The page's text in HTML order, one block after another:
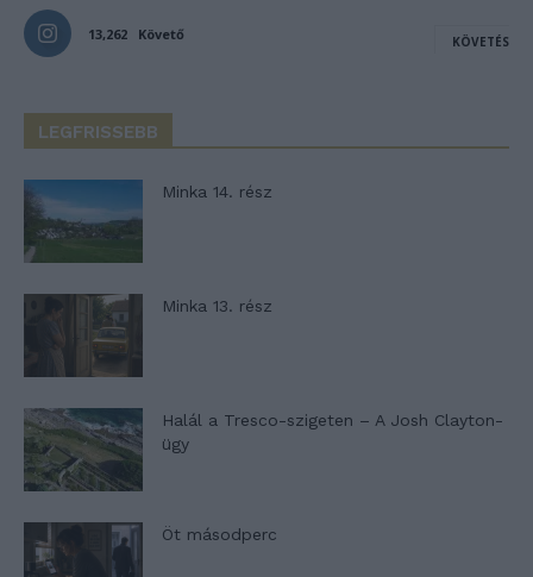
13,262 Követő KÖVETÉS
LEGFRISSEBB
Minka 14. rész
Minka 13. rész
Halál a Tresco-szigeten – A Josh Clayton-
ügy
Öt másodperc